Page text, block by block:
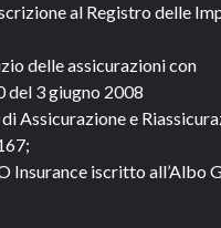
al Registro delle
delle assicurazioni con
del 3 giugno 2008
Assicurazione e
Insurance iscritto all’Albo